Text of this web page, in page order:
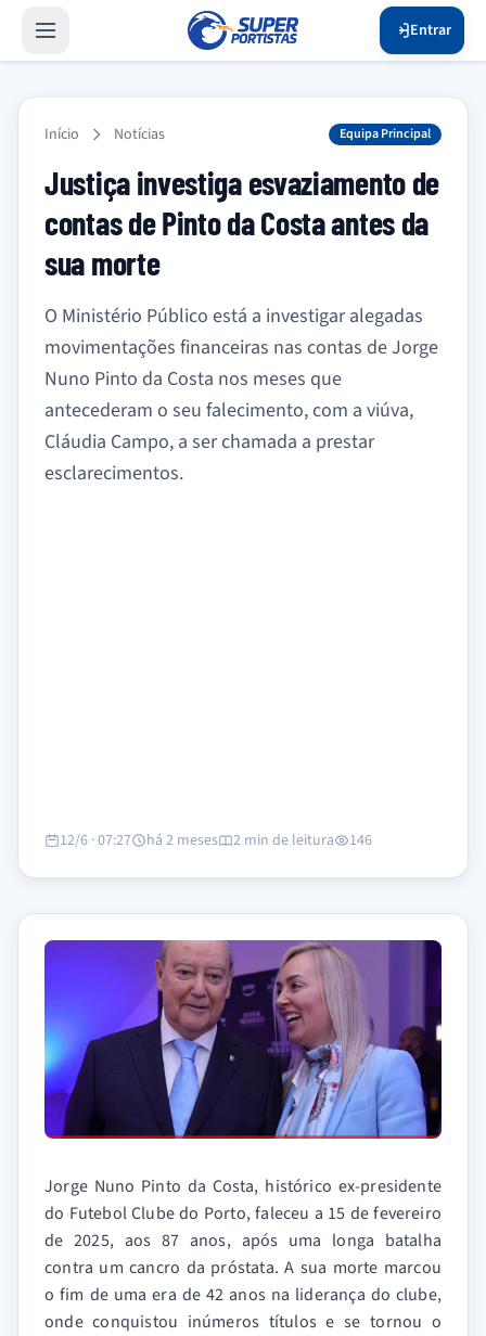
Entrar
Início Notícias Equipa Principal
Justiça investiga esvaziamento de
contas de Pinto da Costa antes da
sua morte
O Ministério Público está a investigar alegadas
movimentações financeiras nas contas de Jorge
Nuno Pinto da Costa nos meses que
antecederam o seu falecimento, com a viúva,
Cláudia Campo, a ser chamada a prestar
esclarecimentos.
12/6 · 07:27 há 2 meses 2 min de leitura 146
Jorge Nuno Pinto da Costa, histórico ex-presidente
do Futebol Clube do Porto, faleceu a 15 de fevereiro
de 2025, aos 87 anos, após uma longa batalha
contra um cancro da próstata. A sua morte marcou
o fim de uma era de 42 anos na liderança do clube,
onde conquistou inúmeros títulos e se tornou o